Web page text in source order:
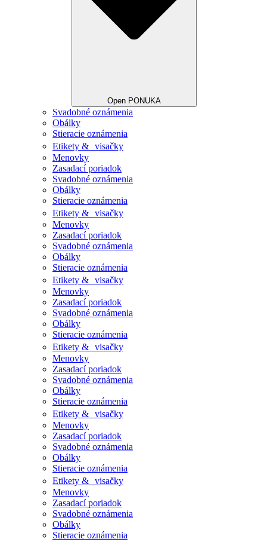
Open PONUKA
Svadobné oznámenia
Obálky
Stieracie oznámenia
Etikety & visačky
Menovky
Zasadací poriadok
Svadobné oznámenia
Obálky
Stieracie oznámenia
Etikety & visačky
Menovky
Zasadací poriadok
Svadobné oznámenia
Obálky
Stieracie oznámenia
Etikety & visačky
Menovky
Zasadací poriadok
Svadobné oznámenia
Obálky
Stieracie oznámenia
Etikety & visačky
Menovky
Zasadací poriadok
Svadobné oznámenia
Obálky
Stieracie oznámenia
Etikety & visačky
Menovky
Zasadací poriadok
Svadobné oznámenia
Obálky
Stieracie oznámenia
Etikety & visačky
Menovky
Zasadací poriadok
Svadobné oznámenia
Obálky
Stieracie oznámenia